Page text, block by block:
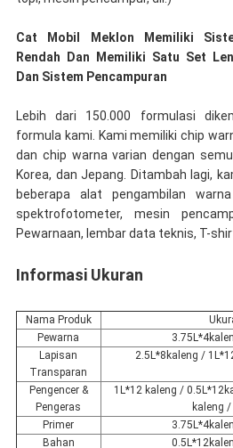
Cat Mobil Meklon Memiliki
Rendah Dan Memiliki Satu Set
Dan Sistem Pencampuran
Lebih dari 150.000 formulasi
formula kami. Kami memiliki chip
dan chip warna varian dengan
Korea, dan Jepang. Ditambah lagi,
beberapa alat pengambilan
spektrofotometer, mesin
Pewarnaan, lembar data teknis, T-
Informasi Ukuran
Nama Produk
Pewarna
Lapisan
Transparan
2.5L*8kaleng /
Pengencer &
Pengeras
1L*12 kaleng /
kaleng
Primer
Bahan